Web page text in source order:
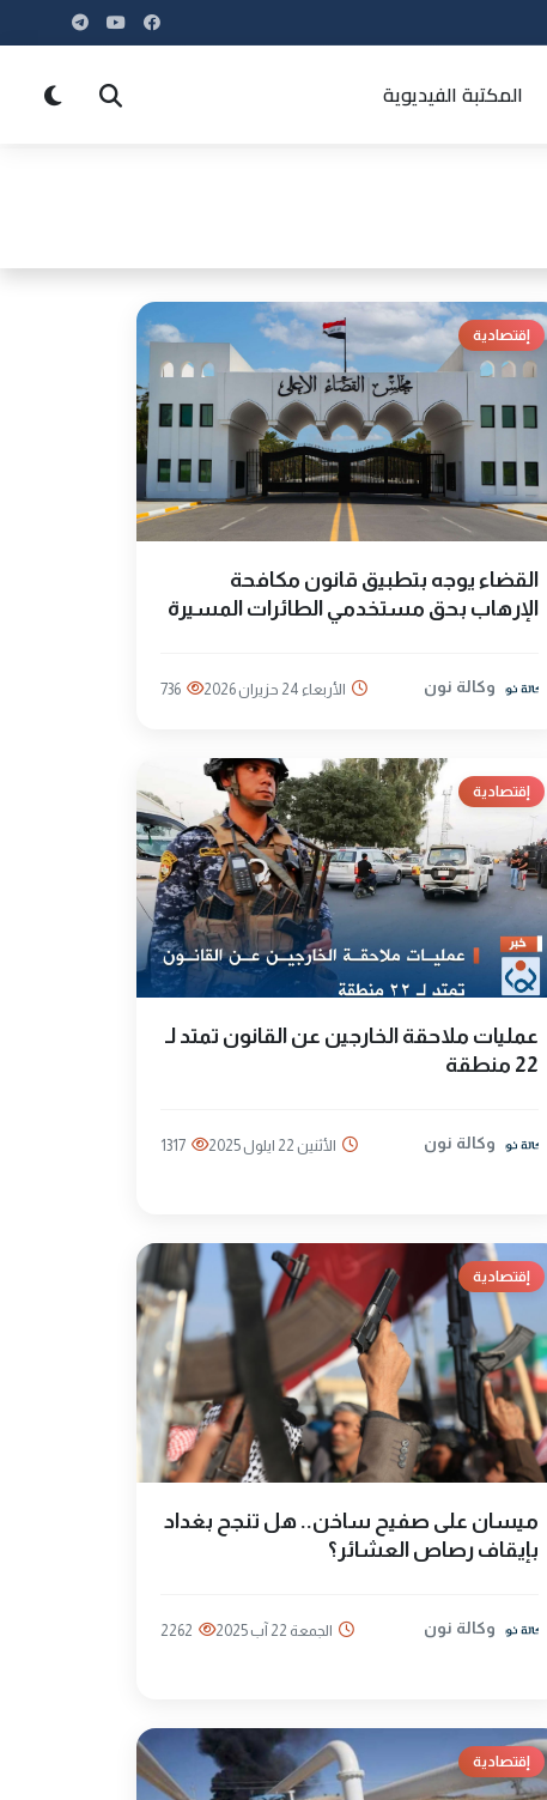
المكتبة الفيديوية
إقتصادية
القضاء يوجه بتطبيق قانون مكافحة
الإرهاب بحق مستخدمي الطائرات المسيرة
وكالة نون الأربعاء 24 حزيران 2026 736
إقتصادية
عمليات ملاحقة الخارجين عن القانون تمتد لـ
22 منطقة
وكالة نون الأثنين 22 ايلول 2025 1317
إقتصادية
ميسان على صفيح ساخن.. هل تنجح بغداد
بإيقاف رصاص العشائر؟
وكالة نون الجمعة 22 آب 2025 2262
إقتصادية